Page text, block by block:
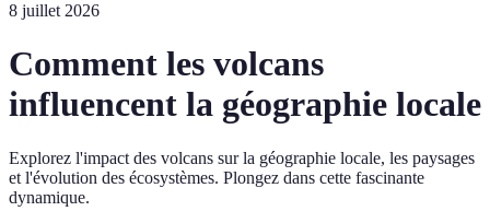
8 juillet 2026
Comment les volcans
influencent la géographie locale
Explorez l'impact des volcans sur la géographie locale, les paysages
et l'évolution des écosystèmes. Plongez dans cette fascinante
dynamique.